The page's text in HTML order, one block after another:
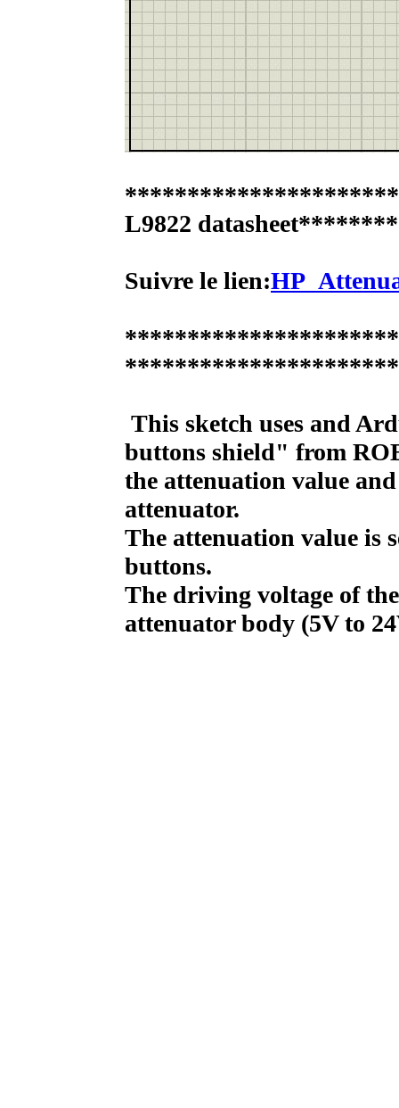
L9822
Suivre le lien:
This sketch uses and
buttons shield" from
the attenuation value
attenuator.
The attenuation value is
buttons.
The driving voltage of
attenuator body (5V to